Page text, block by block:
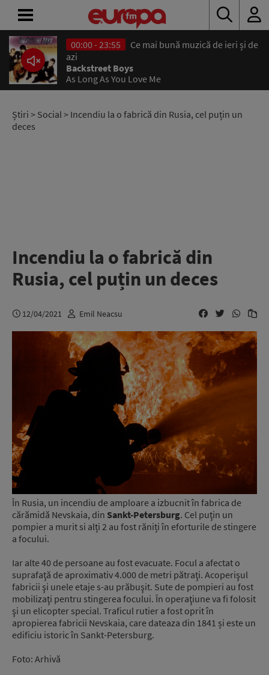
00:00 - 23:55
Ce mai bună muzică de ieri și de
azi
Backstreet Boys
As Long As You Love Me
Știri > Social> Incendiu la o fabrică din Rusia, cel puțin un
deces
Incendiu la o fabrică din
Rusia, cel puțin un deces
12/04/2021 Emil Neacsu
În Rusia, un incendiu de amploare a izbucnit în fabrica de
cărămidă Nevskaia, din Sankt-Petersburg. Cel puţin un
pompier a murit si alți 2 au fost răniți în eforturile de stingere
a focului.
Iar alte 40 de persoane au fost evacuate. Focul a afectat o
suprafaţă de aproximativ 4.000 de metri pătraţi. Acoperişul
fabricii şi unele etaje s-au prăbuşit. Sute de pompieri au fost
mobilizaţi pentru stingerea focului. În operaţiune va fi folosit
şi un elicopter special. Traficul rutier a fost oprit în
apropierea fabricii Nevskaia, care dateaza din 1841 și este un
edificiu istoric în Sankt-Petersburg.
Foto: Arhivă
ACASĂ
ȘTIRI
RADIO